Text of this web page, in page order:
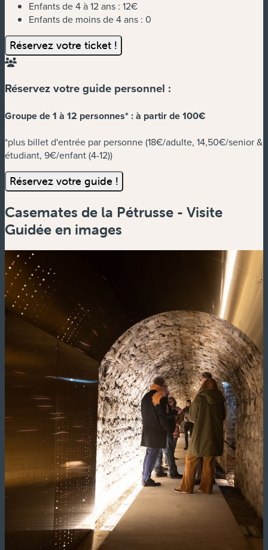
Enfants de 4 à 12 ans : 12€
Enfants de moins de 4 ans : 0
Réservez votre ticket !
Réservez votre guide personnel :
Groupe de 1 à 12 personnes* :à partir de 100€
*plus billet d'entrée par personne (18€/adulte, 14,50€/senior &
étudiant, 9€/enfant (4-12))
Réservez votre guide !
Casemates de la Pétrusse - Visite
Guidée en images